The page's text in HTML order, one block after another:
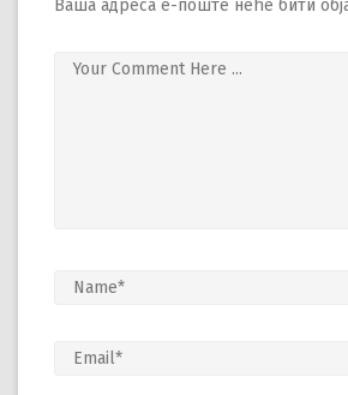
Ваша адреса е-поште неће бити